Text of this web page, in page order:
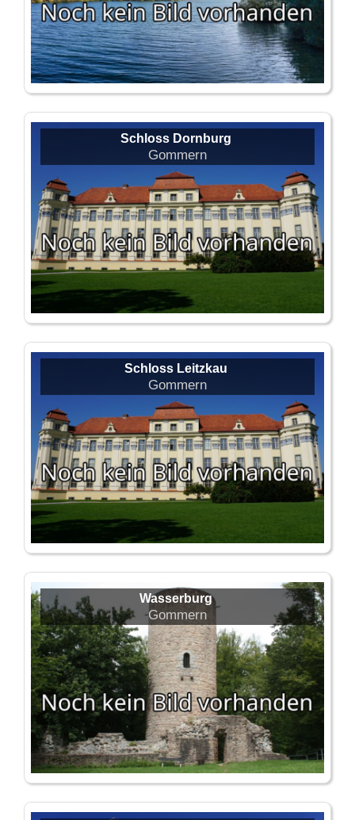
Schloss Dornburg
Gommern
Schloss Leitzkau
Gommern
Wasserburg
Gommern